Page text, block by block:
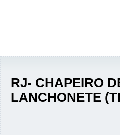
RJ- CHAPEIRO
LANCHONETE